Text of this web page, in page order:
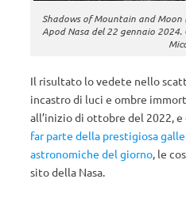
Shadows of Mountain and Moon
Apod Nasa del 22 gennaio
Il risultato lo vedete nello
incastro di luci e ombre
all’inizio di ottobre del 2022, e
far parte della prestigiosa
astronomiche del giorno, le
sito della Nasa.